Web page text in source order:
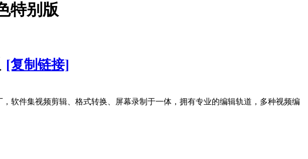
特别版
[复制链接]
软件集视频剪辑、格式转换、屏幕录制于一体，拥有专业的编辑轨道，多种视频编